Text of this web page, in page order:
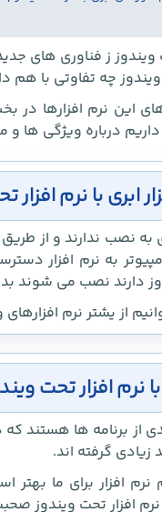
ویندوز ز فناوری
چه تفاوتی با هم
این نرم افزارها
درباره ویژگی ها و
ابری با نرم افزار
به نصب ندارند و از
به نرم افزار
دارند نصب می شوند
از یشتر نرم
با نرم افزار تحت
از برنامه ها هستند
زیادی گرفته اند.
افزار برای ما بهتر
نرم افزار تحت ویندوز